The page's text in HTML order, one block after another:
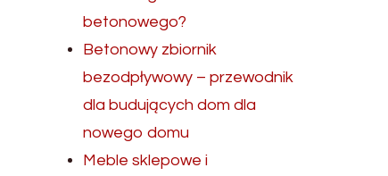
betonowego?
Betonowy zbiornik
bezodpływowy – przewodnik
dla budujących dom dla
nowego domu
Meble sklepowe i